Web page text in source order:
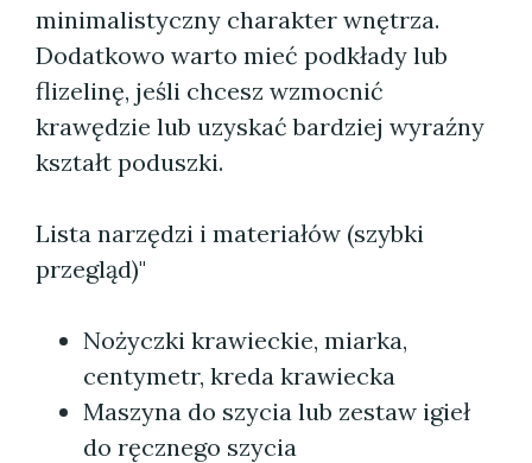
minimalistyczny charakter wnętrza.
Dodatkowo warto mieć podkłady lub
flizelinę, jeśli chcesz wzmocnić
krawędzie lub uzyskać bardziej wyraźny
kształt poduszki.
Lista narzędzi i materiałów (szybki
przegląd)"
Nożyczki krawieckie, miarka,
centymetr, kreda krawiecka
Maszyna do szycia lub zestaw igieł
do ręcznego szycia